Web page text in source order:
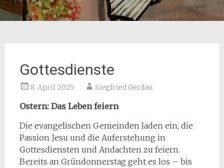
Gottesdienste
8. April 2025 Siegfried Gerdau
Ostern: Das Leben feiern
Die evangelischen Gemeinden laden ein, die
Passion Jesu und die Auferstehung in
Gottesdiensten und Andachten zu feiern.
Bereits an Gründonnerstag geht es los – bis